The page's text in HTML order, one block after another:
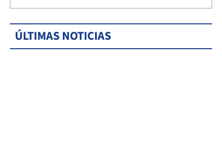
ÚLTIMAS NOTICIAS